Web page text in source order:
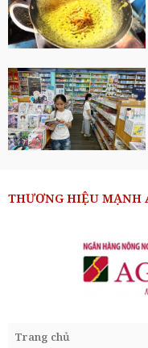
THƯƠNG HIỆU MẠNH
Trang chủ